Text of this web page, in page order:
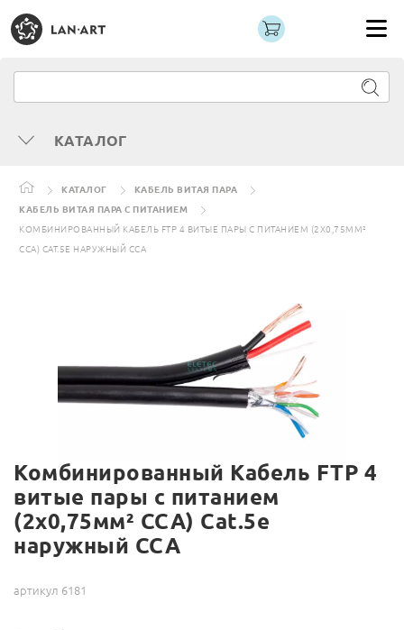
КАТАЛОГ
КАТАЛОГ
КАБЕЛЬ ВИТАЯ ПАРА
КАБЕЛЬ ВИТАЯ ПАРА С ПИТАНИЕМ
КОМБИНИРОВАННЫЙ КАБЕЛЬ FTP 4 ВИТЫЕ ПАРЫ C ПИТАНИЕМ (2X0,75ММ²
CCA) CAT.5E НАРУЖНЫЙ CCA
Комбинированный Кабель FTP 4
витые пары c питанием
(2x0,75мм² CCA) Cat.5e
наружный CCA
артикул 6181